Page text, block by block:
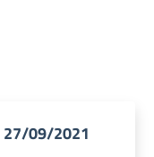
27/09/2021